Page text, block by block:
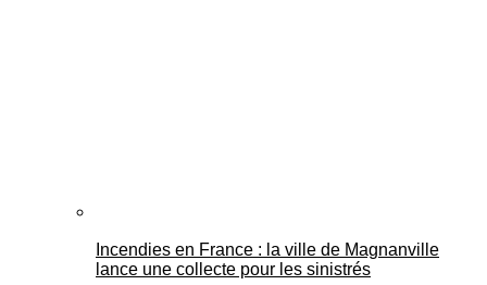
Incendies en France : la ville de Magnanville
lance une collecte pour les sinistrés